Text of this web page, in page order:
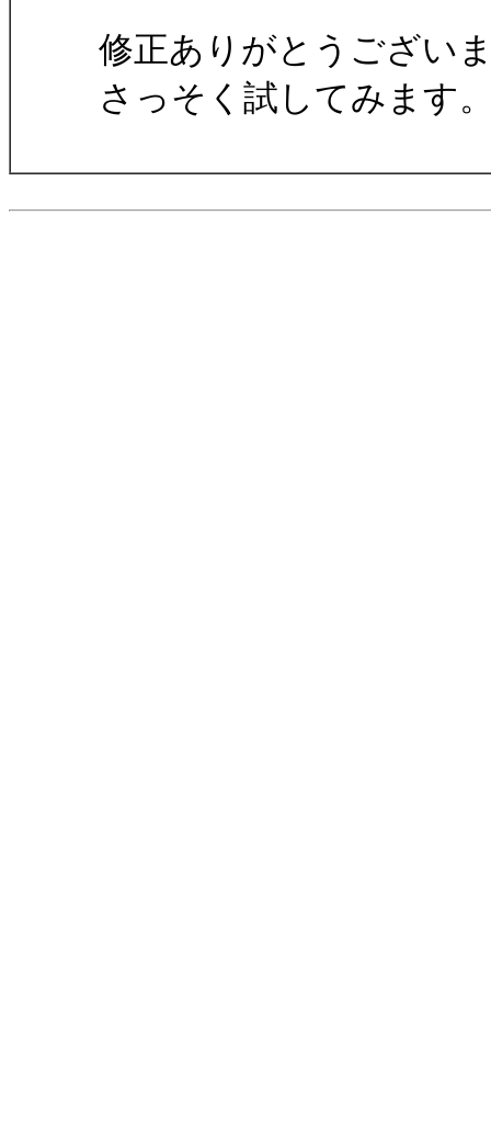
修正ありがとうござい
さっそく試してみます